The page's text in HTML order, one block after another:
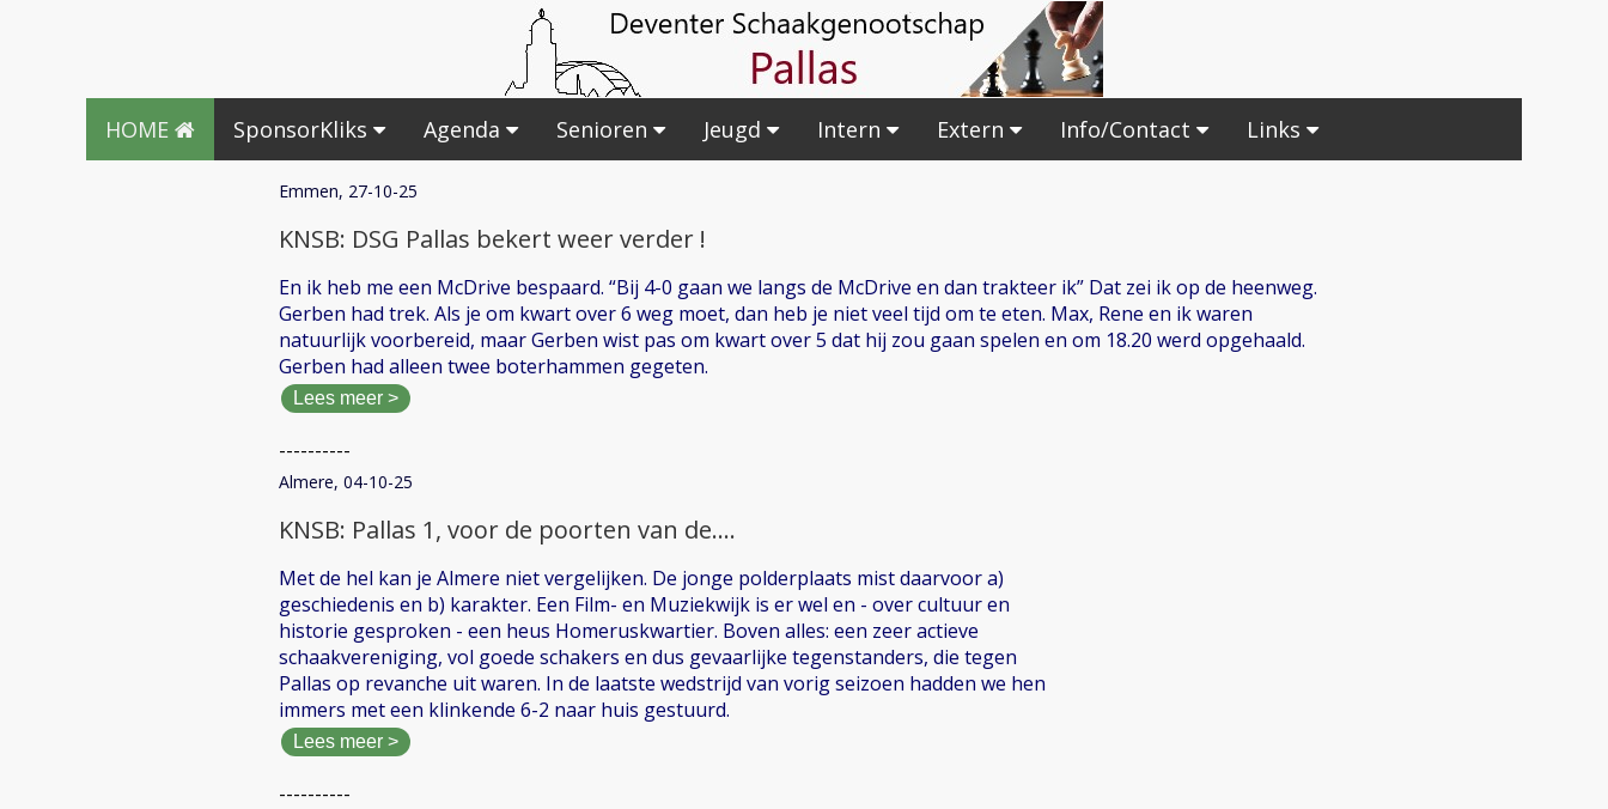
HOME SponsorKliks Agenda Senioren Jeugd Intern Extern Info/Contact Links
Emmen, 27-10-25
KNSB: DSG Pallas bekert weer verder !
En ik heb me een McDrive bespaard. “Bij 4-0 gaan we langs de McDrive en dan trakteer ik” Dat zei ik op de heenweg.
Gerben had trek. Als je om kwart over 6 weg moet, dan heb je niet veel tijd om te eten. Max, Rene en ik waren
natuurlijk voorbereid, maar Gerben wist pas om kwart over 5 dat hij zou gaan spelen en om 18.20 werd opgehaald.
Gerben had alleen twee boterhammen gegeten.
Lees meer >
----------
Almere, 04-10-25
KNSB: Pallas 1, voor de poorten van de....
Met de hel kan je Almere niet vergelijken. De jonge polderplaats mist daarvoor a)
geschiedenis en b) karakter. Een Film- en Muziekwijk is er wel en - over cultuur en
historie gesproken - een heus Homeruskwartier. Boven alles: een zeer actieve
schaakvereniging, vol goede schakers en dus gevaarlijke tegenstanders, die tegen
Pallas op revanche uit waren. In de laatste wedstrijd van vorig seizoen hadden we hen
immers met een klinkende 6-2 naar huis gestuurd.
Lees meer >
----------